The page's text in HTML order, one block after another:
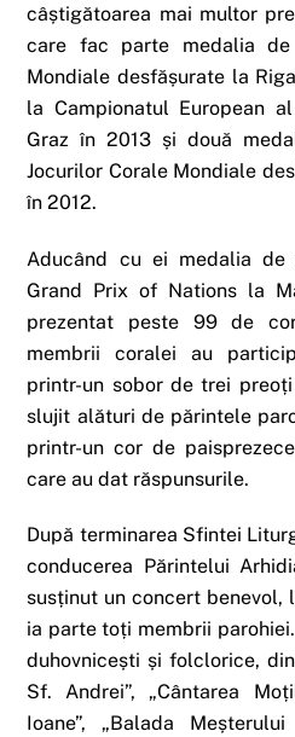
câștigătoarea mai multor
care fac parte medalia
Mondiale desfășurate la
la Campionatul European
Graz în 2013 și două
Jocurilor Corale Mondiale
în 2012.
Aducând cu ei medalia
Grand Prix of Nations la
prezentat peste 99 de
membrii coralei au
printr-un sobor de trei
slujit alături de părintele
printr-un cor de
care au dat răspunsurile.
După terminarea Sfintei
conducerea Părintelui
susținut un concert benevol,
ia parte toți membrii
duhovnicești și folclorice,
Sf. Andrei”, „Cântarea
Ioane”, „Balada